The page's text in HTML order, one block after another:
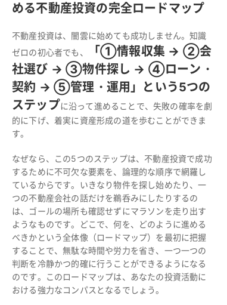
める不動産投資の完全ロードマップ
不動産投資は、闇雲に始めても成功しません。知識
ゼロの初心者でも、
「①情報収集 → ②会
社選び → ③物件探し → ④ローン・
契約 → ⑤管理・運用」という5つの
ステップに沿って進めることで、失敗の確率を劇
的に下げ、着実に資産形成の道を歩むことができま
す。
なぜなら、この5つのステップは、不動産投資で成功
するために不可欠な要素を、論理的な順序で網羅し
ているからです。いきなり物件を探し始めたり、一
つの不動産会社の話だけを鵜呑みにしたりするの
は、ゴールの場所も確認せずにマラソンを走り出す
ようなものです。どこで、何を、どのように進める
べきかという全体像（ロードマップ）を最初に把握
することで、無駄な時間や労力を省き、一つ一つの
判断を冷静かつ的確に行うことができるようになる
のです。このロードマップは、あなたの投資活動に
おける強力なコンパスとなるでしょう。